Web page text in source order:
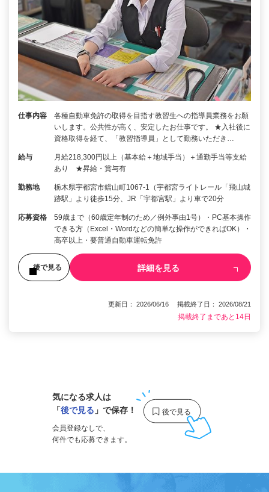
仕事内容
各種自動車免許の取得を目指す教習生への指導員業務をお願
いします。公共性が高く、安定したお仕事です。 ★入社後に
資格取得を経て、「教習指導員」として勤務いただき…
給与
月給218,300円以上（基本給＋地域手当）＋通勤手当等支給
あり ★昇給・賞与有
勤務地
栃木県宇都宮市鐺山町1067-1（宇都宮ライトレール「飛山城
跡駅」より徒歩15分、JR「宇都宮駅」より車で20分
応募資格
59歳まで（60歳定年制のため／例外事由1号）・PC基本操作
できる方（Excel・Wordなどの簡単な操作ができればOK）・
高卒以上・要普通自動車運転免許
後で見る 詳細を見る
更新日： 2026/06/16 掲載終了日： 2026/08/21
掲載終了まであと14日
気になる求人は
「後で見る 」で保存！
会員登録なしで、
何件でも応募できます。